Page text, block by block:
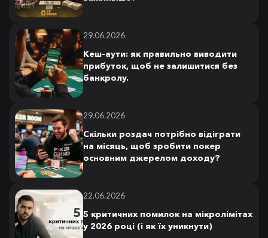
29.06.2026
Кеш-аути: як правильно виводити
прибуток, щоб не залишитися без
банкролу.
29.06.2026
Скільки роздач потрібно відіграти
на місяць, щоб зробити покер
основним джерелом доходу?
22.06.2026
5 критичних помилок на мікролімітах
у 2026 році (і як їх уникнути)